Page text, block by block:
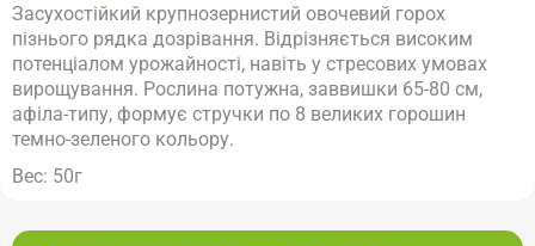
Засухостійкий крупнозернистий овочевий горох
пізнього рядка дозрівання. Відрізняється високим
потенціалом урожайності, навіть у стресових умовах
вирощування. Рослина потужна, заввишки 65-80 см,
афіла-типу, формує стручки по 8 великих горошин
темно-зеленого кольору.
Вес: 50г